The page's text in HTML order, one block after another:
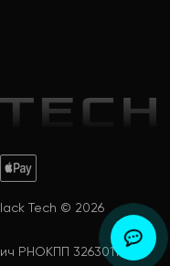
Tech © 2026
РНОКПП 3263011992